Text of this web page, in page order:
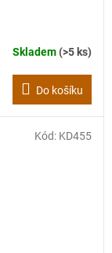
Skladem(>5 ks)
Do košíku
Kód: KD455